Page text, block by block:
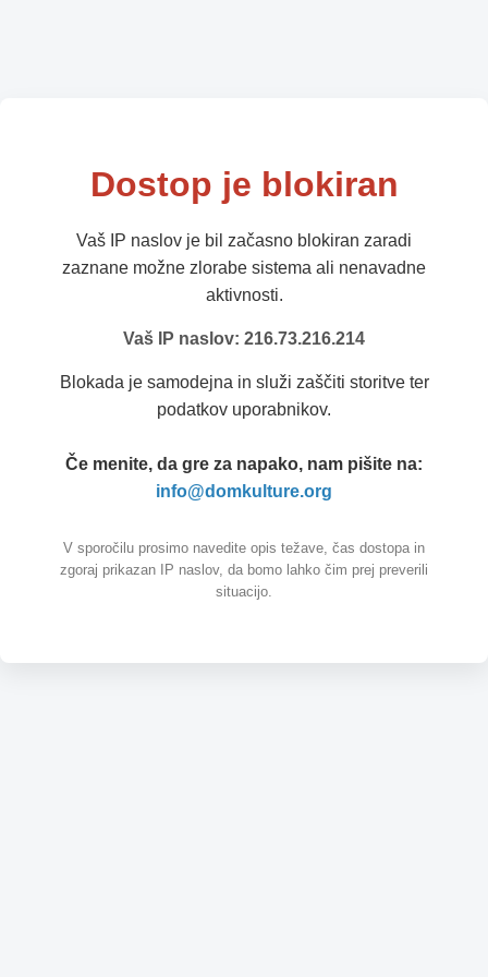
Dostop je blokiran
Vaš IP naslov je bil začasno blokiran zaradi
zaznane možne zlorabe sistema ali nenavadne
aktivnosti.
Vaš IP naslov: 216.73.216.214
Blokada je samodejna in služi zaščiti storitve ter
podatkov uporabnikov.
Če menite, da gre za napako, nam pišite na:
info@domkulture.org
V sporočilu prosimo navedite opis težave, čas dostopa in
zgoraj prikazan IP naslov, da bomo lahko čim prej preverili
situacijo.